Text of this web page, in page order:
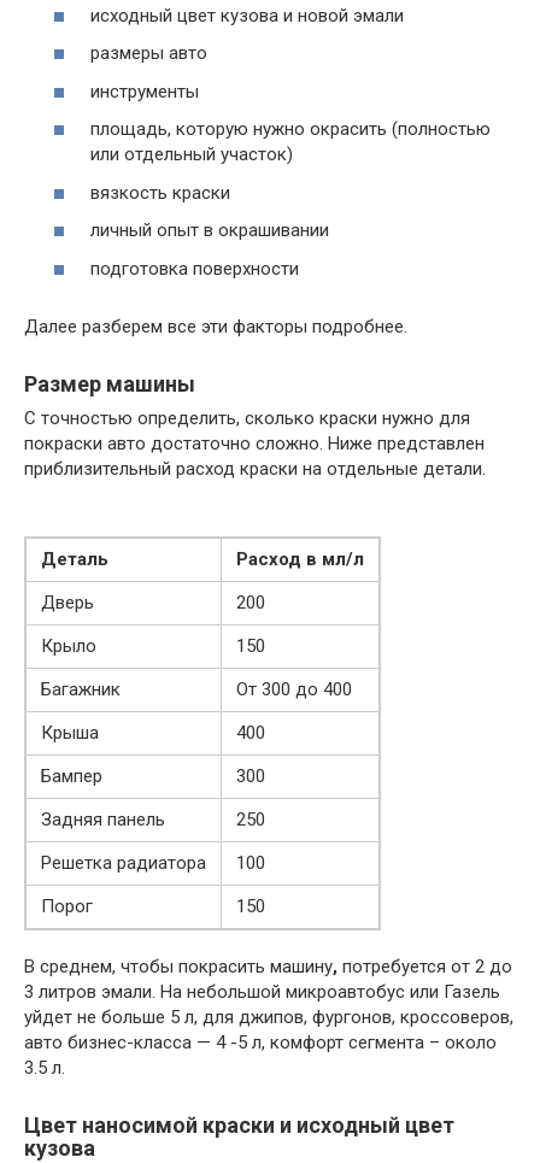
исходный цвет кузова и новой эмали
размеры авто
инструменты
площадь, которую нужно окрасить (полностью
или отдельный участок)
вязкость краски
личный опыт в окрашивании
подготовка поверхности
Далее разберем все эти факторы подробнее.
Размер машины
С точностью определить, сколько краски нужно для
покраски авто достаточно сложно. Ниже представлен
приблизительный расход краски на отдельные детали.
Деталь
Расход в мл/л
Дверь
200
Крыло
150
Багажник
От 300 до 400
Крыша
400
Бампер
300
Задняя панель
250
Решетка радиатора
100
Порог
150
В среднем, чтобы покрасить машину, потребуется от 2 до
3 литров эмали. На небольшой микроавтобус или Газель
уйдет не больше 5 л, для джипов, фургонов, кроссоверов,
авто бизнес-класса — 4 -5 л, комфорт сегмента – около
3.5 л.
Цвет наносимой краски и исходный цвет
кузова